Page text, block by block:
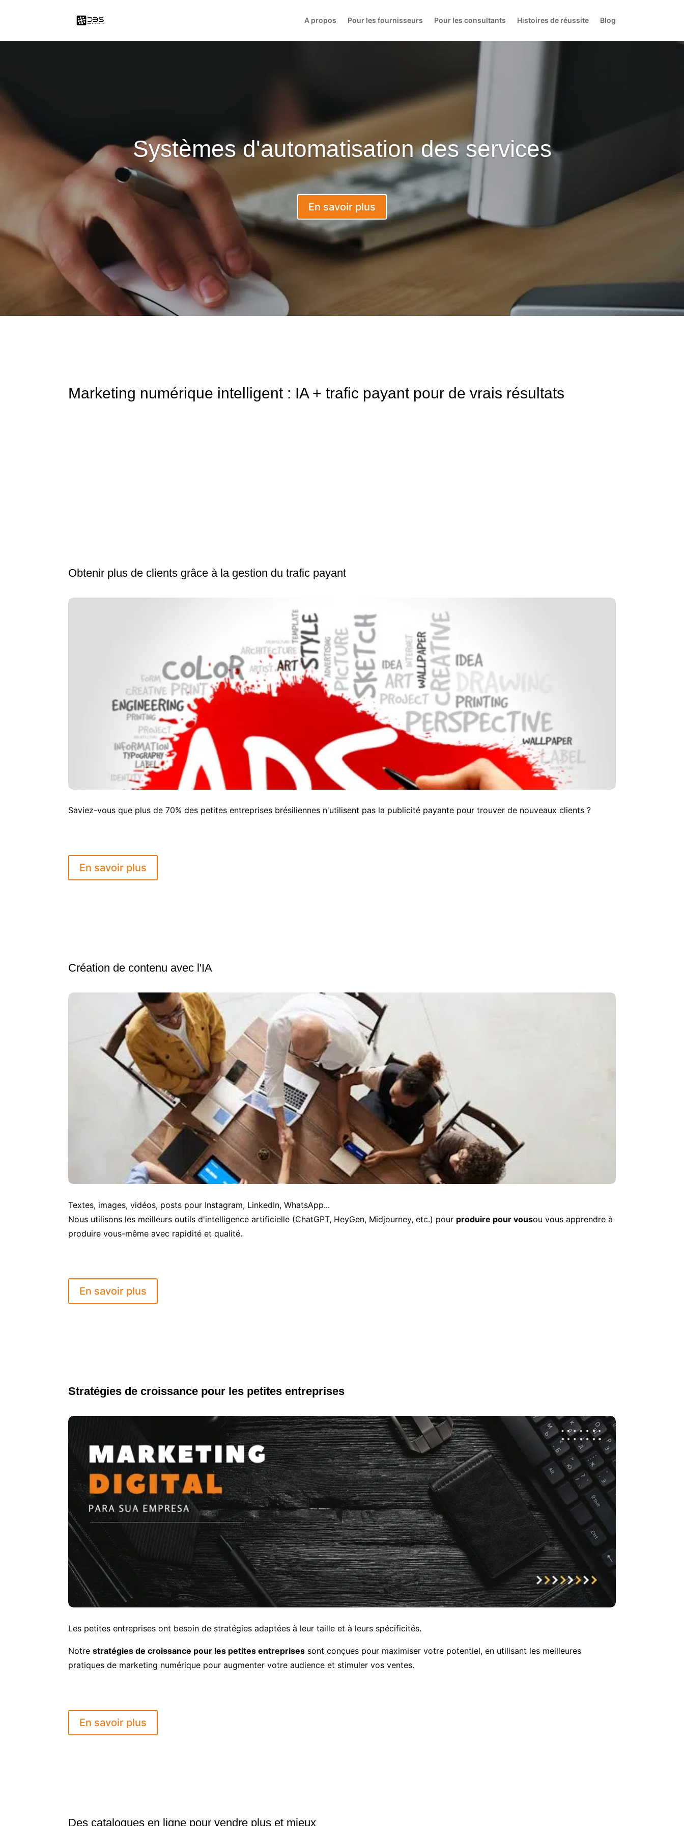
A propos Pour les fournisseurs Pour les consultants Histoires de réussite Blog
Systèmes d'automatisation des services
En savoir plus
Marketing numérique intelligent : IA + trafic payant pour de vrais résultats
Obtenir plus de clients grâce à la gestion du trafic payant
Saviez-vous que plus de 70% des petites entreprises brésiliennes n'utilisent pas la publicité payante pour trouver de nouveaux clients ?
En savoir plus
Création de contenu avec l'IA
Textes, images, vidéos, posts pour Instagram, LinkedIn, WhatsApp...
Nous utilisons les meilleurs outils d'intelligence artificielle (ChatGPT, HeyGen, Midjourney, etc.) pour produire pour vousou vous apprendre à
produire vous-même avec rapidité et qualité.
En savoir plus
Stratégies de croissance pour les petites entreprises
Les petites entreprises ont besoin de stratégies adaptées à leur taille et à leurs spécificités.
Notrestratégies de croissance pour les petites entreprises sont conçues pour maximiser votre potentiel, en utilisant les meilleures
pratiques de marketing numérique pour augmenter votre audience et stimuler vos ventes.
En savoir plus
Des catalogues en ligne pour vendre plus et mieux